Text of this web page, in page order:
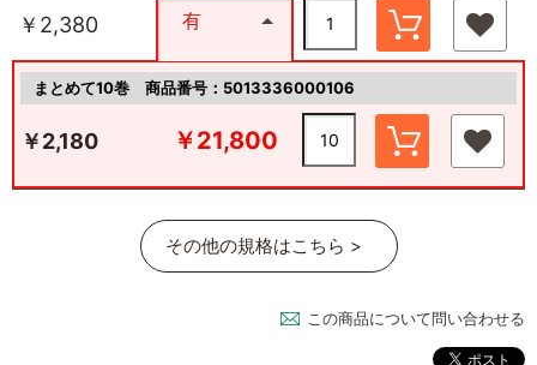
￥2,380 有
まとめて10巻 商品番号：5013336000106
￥2,180 ￥21,800
その他の規格はこちら >
この商品について問い合わせる